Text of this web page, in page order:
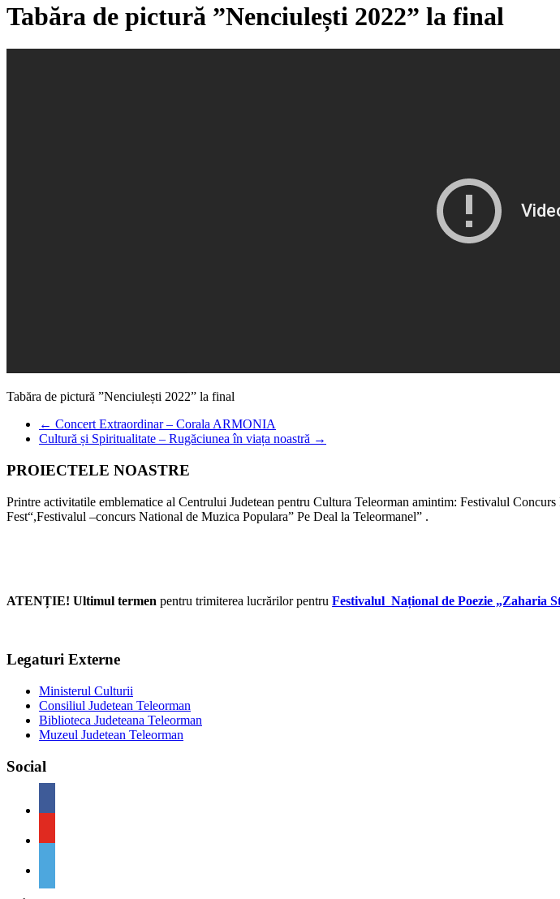
Tabăra de pictură ”Nenciulești 2022” la final
Tabăra de pictură ”Nenciulești 2022” la final
← Concert Extraordinar – Corala ARMONIA
Cultură și Spiritualitate – Rugăciunea în viața noastră →
PROIECTELE NOASTRE
Printre activitatile emblematice al Centrului Judetean pentru Cultura Teleorman amintim: Festivalul
Fest“,Festivalul –concurs National de Muzica Populara” Pe Deal la Teleormanel” .
ATENȚIE! Ultimul termen pentru trimiterea lucrărilor pentru Festivalul Național de Poezie „Zaharia
Legaturi Externe
Ministerul Culturii
Consiliul Judetean Teleorman
Biblioteca Judeteana Teleorman
Muzeul Judetean Teleorman
Social